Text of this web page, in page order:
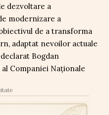
dezvoltare a
modernizare a
de a transforma
adaptat nevoilor actuale
Bogdan
Companiei Naționale